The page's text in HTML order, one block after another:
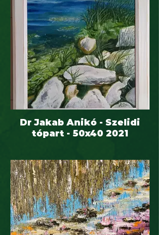
Dr Jakab Anikó - Szelidi
tópart - 50x40 2021